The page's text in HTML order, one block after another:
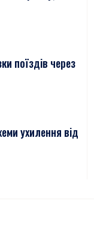
поїздів через
ухилення від